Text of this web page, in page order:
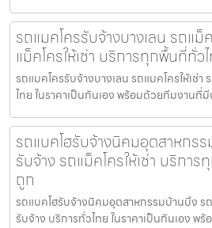
รถแมคโครรับจ้างบางเลน รถแม็
แม็คโครให้เช่า บริการทุกพื้นที่ทั่ว
รถแมคโครรับจ้างบางเลน รถแมคโครให้เช่
ไทย ในราคาเป็นกันเอง พร้อมด้วยทีมงานที่
รถแบคโฮรับจ้างนิคมอุตสาหกร
รับจ้าง รถแม็คโครให้เช่า บริกา
ถูก
รถแบคโฮรับจ้างนิคมอุตสาหกรรมบ้านบึง รถ
รับจ้าง บริการทั่วไทย ในราคาเป็นกันเอง พ